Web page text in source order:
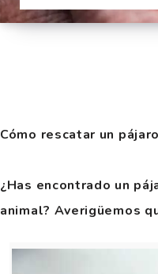
Cómo rescatar un
¿Has encontrado un
animal? Averigüemos